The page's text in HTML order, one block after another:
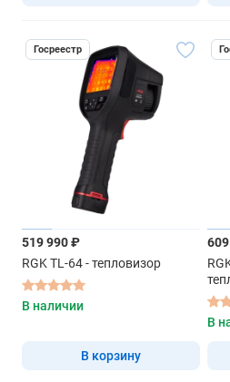
Госреестр
519 990 ₽
RGK TL-64 - тепловизор
В наличии
В корзину
В